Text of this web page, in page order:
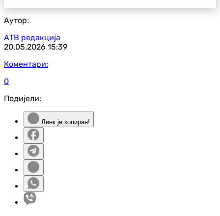
Аутор:
АТВ редакција
20.05.2026 15:39
Коментари:
0
Подијели:
Линк је копиран!